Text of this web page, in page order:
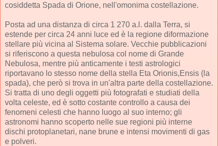
cosiddetta Spada di Orione, nell'omonima costellazione.
Posta ad una distanza di circa 1 270 a.l. dalla Terra, si
estende per circa 24 anni luce ed è la regione diformazione
stellare più vicina al Sistema solare. Vecchie pubblicazioni
si riferiscono a questa nebulosa col nome di Grande
Nebulosa, mentre più anticamente i testi astrologici
riportavano lo stesso nome della stella Eta Orionis,Ensis (la
spada), che però si trova in un'altra parte della costellazione.
Si tratta di uno degli oggetti più fotografati e studiati della
volta celeste, ed è sotto costante controllo a causa dei
fenomeni celesti che hanno luogo al suo interno; gli
astronomi hanno scoperto nelle sue regioni più interne
dischi protoplanetari, nane brune e intensi movimenti di gas
e polveri.